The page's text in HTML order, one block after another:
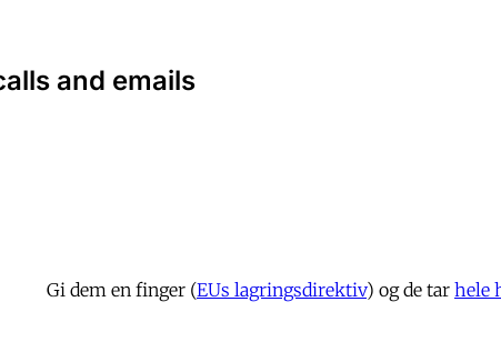
and emails
Gi dem en finger (EUs lagringsdirektiv) og de tar hele